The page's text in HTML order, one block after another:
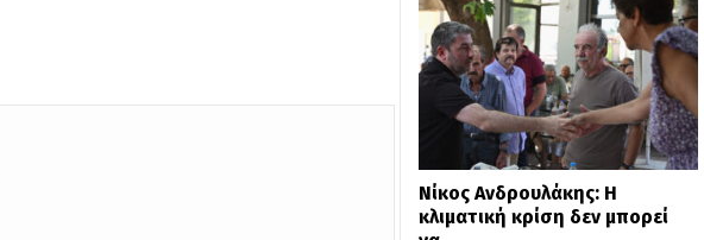
Νίκος Ανδρουλάκης: Η
κλιματική κρίση δεν μπορεί